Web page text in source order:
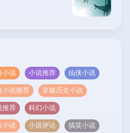
小说 小说推荐 仙侠小说
小说推荐 穿越历史小说
推荐 科幻小说
小说 小说评论 搞笑小说